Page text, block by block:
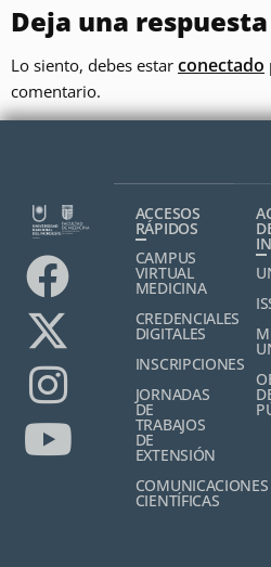
Deja una respuesta
Lo siento, debes estar conectado
comentario.
ACCESOS
RÁPIDOS
CAMPUS
VIRTUAL
MEDICINA
CREDENCIALES
DIGITALES
INSCRIPCIONES
JORNADAS
DE
TRABAJOS
DE
EXTENSIÓN
COMUNICACIONES
CIENTÍFICAS